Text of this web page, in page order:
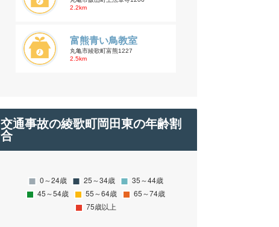
2.2km
富熊青い鳥教室
丸亀市綾歌町富熊1227
2.5km
交通事故の綾歌町岡田東の年齢割
合